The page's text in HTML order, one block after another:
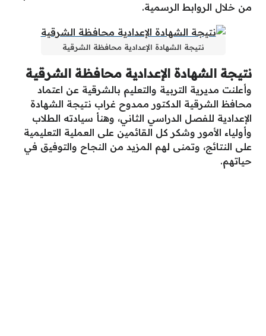
من خلال الروابط الرسمية.
نتيجة الشهادة الإعدادية محافظة الشرقية
نتيجة الشهادة الإعدادية محافظة الشرقية
وأعلنت مديرية التربية والتعليم بالشرقية عن اعتماد
محافظ الشرقية الدكتور ممدوح غراب نتيجة الشهادة
الإعدادية للفصل الدراسي الثاني، وهنأ سيادته الطلاب
وأولياء الأمور وشكر كل القائمين على العملية التعليمية
على النتائج، وتمنى لهم المزيد من النجاح والتوفيق في
حياتهم.